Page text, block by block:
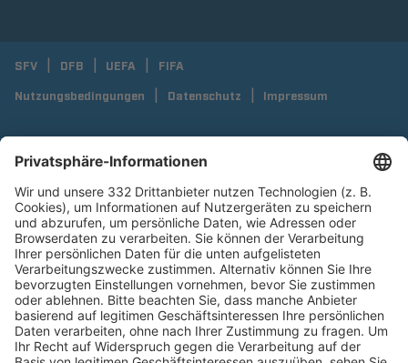
SFV DFB UEFA FIFA
Nutzungsbedingungen Datenschutz Impressum